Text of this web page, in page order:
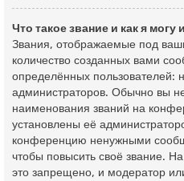
Что такое звание и как я могу
Звания, отображаемые под
количество созданных вами
определённых пользователей:
администраторов. Обычно вы
наименования званий на
установлены её
конференцию ненужными
чтобы повысить своё звание.
это запрещено, и модератор